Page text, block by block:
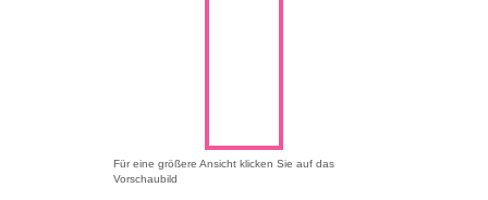
Für eine größere Ansicht klicken Sie auf das
Vorschaubild